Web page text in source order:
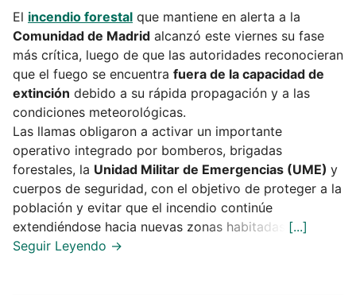
El incendio forestal que mantiene en alerta a la
Comunidad de Madrid alcanzó este viernes su fase
más crítica, luego de que las autoridades reconocieran
que el fuego se encuentra fuera de la capacidad de
extinción debido a su rápida propagación y a las
condiciones meteorológicas.
Las llamas obligaron a activar un importante
operativo integrado por bomberos, brigadas
forestales, la Unidad Militar de Emergencias (UME) y
cuerpos de seguridad, con el objetivo de proteger a la
población y evitar que el incendio continúe
extendiéndose hacia nuevas zonas habitadas.